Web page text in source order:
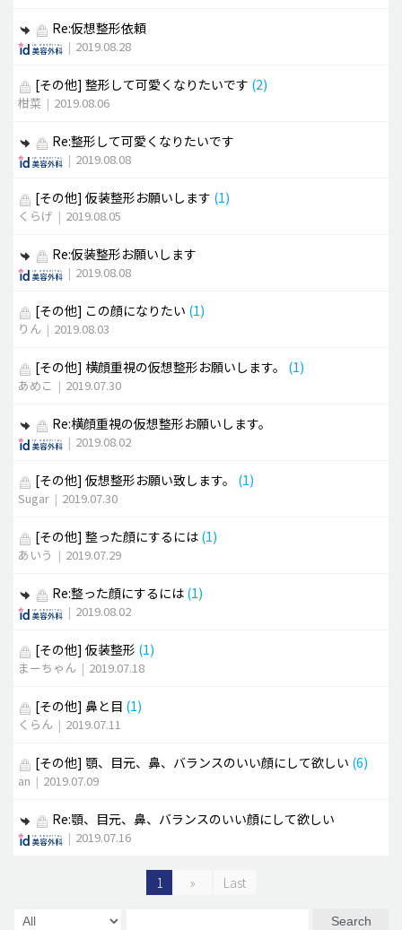
Re:仮想整形依頼
| 2019.08.28
[その他] 整形して可愛くなりたいです (2)
柑菜 | 2019.08.06
Re:整形して可愛くなりたいです
| 2019.08.08
[その他] 仮装整形お願いします (1)
くらげ | 2019.08.05
Re:仮装整形お願いします
| 2019.08.08
[その他] この顔になりたい (1)
りん | 2019.08.03
[その他] 横顔重視の仮想整形お願いします。 (1)
あめこ | 2019.07.30
Re:横顔重視の仮想整形お願いします。
| 2019.08.02
[その他] 仮想整形お願い致します。 (1)
Sugar | 2019.07.30
[その他] 整った顔にするには (1)
あいう | 2019.07.29
Re:整った顔にするには (1)
| 2019.08.02
[その他] 仮装整形 (1)
まーちゃん | 2019.07.18
[その他] 鼻と目 (1)
くらん | 2019.07.11
[その他] 顎、目元、鼻、バランスのいい顔にして欲しい (6)
an | 2019.07.09
Re:顎、目元、鼻、バランスのいい顔にして欲しい
| 2019.07.16
1 » Last
Search